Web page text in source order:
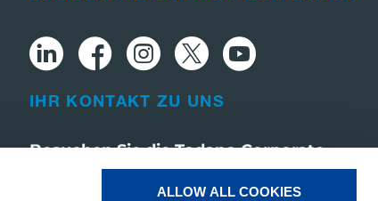
ALLOW ALL COOKIES
IHR KONTAKT ZU UNS
Besuchen Sie die Tadano Corporate